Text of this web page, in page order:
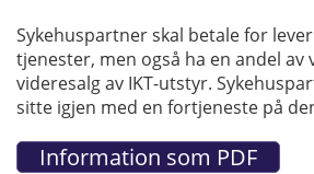
Sykehuspartner skal betale for
tjenester, men også ha en andel av
videresalg av IKT-utstyr.
sitte igjen med en fortjeneste på